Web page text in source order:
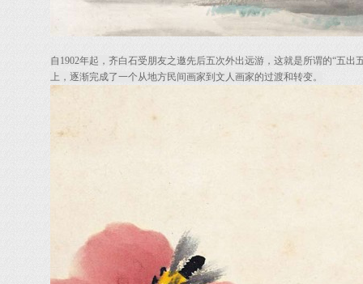
自1902年起，齐白石受朋友之邀先后五次外出远游，这就是所谓的“五
上，逐渐完成了一个从地方民间画家到文人画家的过渡和转变。